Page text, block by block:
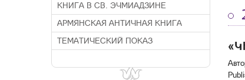
КНИГА В СВ. ЭЧМИАДЗИНЕ
АРМЯНСКАЯ АНТИЧНАЯ КНИГА
ТЕМАТИЧЕСКИЙ ПОКАЗ